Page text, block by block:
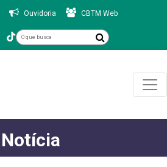
Ouvidoria CBTM Web
Notícia